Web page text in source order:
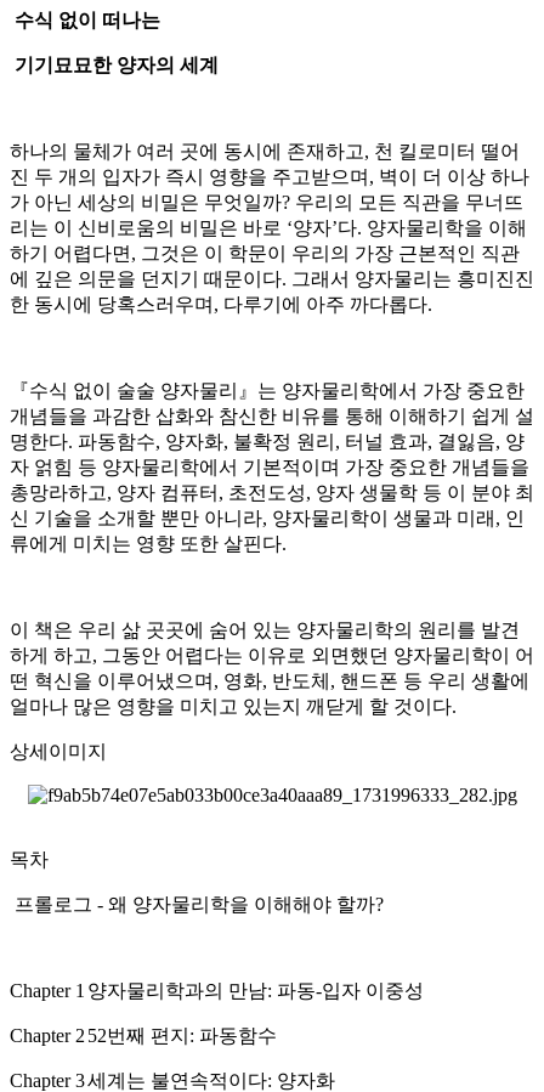
수식 없이 떠나는
기기묘묘한 양자의 세계
하나의 물체가 여러 곳에 동시에 존재하고, 천 킬로미터 떨어
진 두 개의 입자가 즉시 영향을 주고받으며, 벽이 더 이상 하나
가 아닌 세상의 비밀은 무엇일까? 우리의 모든 직관을 무너뜨
리는 이 신비로움의 비밀은 바로 ‘양자’다. 양자물리학을 이해
하기 어렵다면, 그것은 이 학문이 우리의 가장 근본적인 직관
에 깊은 의문을 던지기 때문이다. 그래서 양자물리는 흥미진진
한 동시에 당혹스러우며, 다루기에 아주 까다롭다.
『수식 없이 술술 양자물리』는 양자물리학에서 가장 중요한
개념들을 과감한 삽화와 참신한 비유를 통해 이해하기 쉽게 설
명한다. 파동함수, 양자화, 불확정 원리, 터널 효과, 결잃음, 양
자 얽힘 등 양자물리학에서 기본적이며 가장 중요한 개념들을
총망라하고, 양자 컴퓨터, 초전도성, 양자 생물학 등 이 분야 최
신 기술을 소개할 뿐만 아니라, 양자물리학이 생물과 미래, 인
류에게 미치는 영향 또한 살핀다.
이 책은 우리 삶 곳곳에 숨어 있는 양자물리학의 원리를 발견
하게 하고, 그동안 어렵다는 이유로 외면했던 양자물리학이 어
떤 혁신을 이루어냈으며, 영화, 반도체, 핸드폰 등 우리 생활에
얼마나 많은 영향을 미치고 있는지 깨닫게 할 것이다.
상세이미지
목차
프롤로그 - 왜 양자물리학을 이해해야 할까?
Chapter 1 양자물리학과의 만남: 파동-입자 이중성
Chapter 2 52번째 편지: 파동함수
Chapter 3세계는 불연속적이다: 양자화